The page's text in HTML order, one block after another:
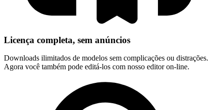
Licença completa, sem anúncios
Downloads ilimitados de modelos sem complicações ou distrações.
Agora você também pode editá-los com nosso editor on-line.